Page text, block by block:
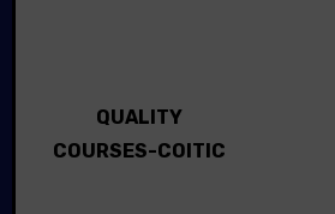
QUALITY
COURSES-COITIC